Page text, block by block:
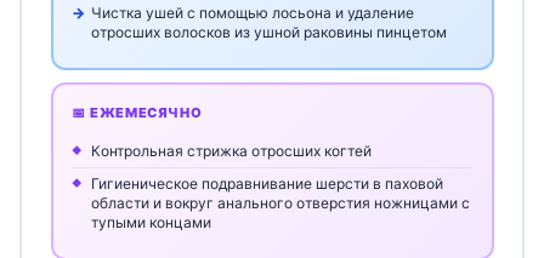
Чистка ушей с помощью лосьона и удаление
отросших волосков из ушной раковины пинцетом
📅 ЕЖЕМЕСЯЧНО
Контрольная стрижка отросших когтей
Гигиеническое подравнивание шерсти в паховой
области и вокруг анального отверстия ножницами с
тупыми концами